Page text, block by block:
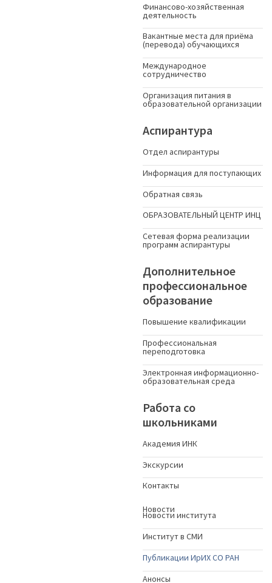
Финансово-хозяйственная
деятельность
Вакантные места для приёма
(перевода) обучающихся
Международное
сотрудничество
Организация питания в
образовательной организации
Аспирантура
Отдел аспирантуры
Информация для поступающих
Обратная связь
ОБРАЗОВАТЕЛЬНЫЙ ЦЕНТР ИНЦ
Сетевая форма реализации
программ аспирантуры
Дополнительное
профессиональное
образование
Повышение квалификации
Профессиональная
переподготовка
Электронная информационно-
образовательная среда
Работа со
школьниками
Академия ИНК
Экскурсии
Контакты
Новости
Новости института
Институт в СМИ
Публикации ИрИХ СО РАН
Анонсы